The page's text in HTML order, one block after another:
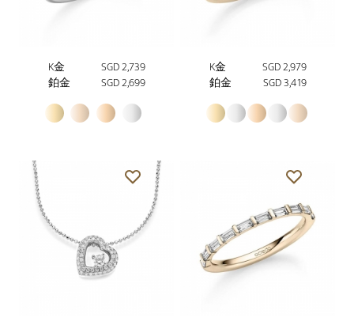
K金
SGD 2,739
鉑金
SGD 2,699
K金
SGD 2,979
鉑金
SGD 3,419